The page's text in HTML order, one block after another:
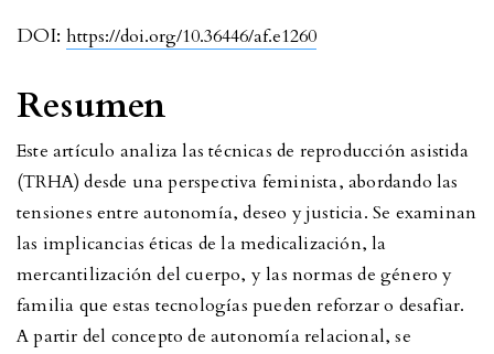
DOI: https://doi.org/10.36446/af.e1260
Resumen
Este artículo analiza las técnicas de reproducción asistida
(TRHA) desde una perspectiva feminista, abordando las
tensiones entre autonomía, deseo y justicia. Se examinan
las implicancias éticas de la medicalización, la
mercantilización del cuerpo, y las normas de género y
familia que estas tecnologías pueden reforzar o desafiar.
A partir del concepto de autonomía relacional, se